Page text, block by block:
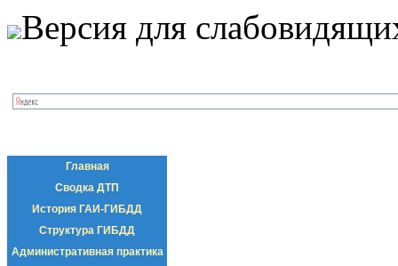
Версия для
Главная
Сводка ДТП
История ГАИ-ГИБДД
Структура ГИБДД
Административная практика